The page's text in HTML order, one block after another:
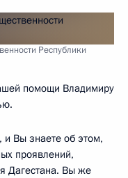
Республики
помощи Владимиру
Вы знаете об этом,
проявлений,
Дагестана. Вы же